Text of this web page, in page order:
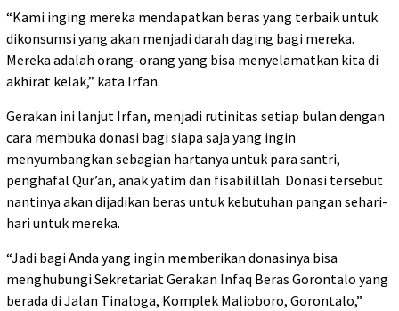
“Kami inging mereka mendapatkan beras yang terbaik untuk
dikonsumsi yang akan menjadi darah daging bagi mereka.
Mereka adalah orang-orang yang bisa menyelamatkan kita di
akhirat kelak,” kata Irfan.
Gerakan ini lanjut Irfan, menjadi rutinitas setiap bulan dengan
cara membuka donasi bagi siapa saja yang ingin
menyumbangkan sebagian hartanya untuk para santri,
penghafal Qur’an, anak yatim dan fisabilillah. Donasi tersebut
nantinya akan dijadikan beras untuk kebutuhan pangan sehari-
hari untuk mereka.
“Jadi bagi Anda yang ingin memberikan donasinya bisa
menghubungi Sekretariat Gerakan Infaq Beras Gorontalo yang
berada di Jalan Tinaloga, Komplek Malioboro, Gorontalo,”